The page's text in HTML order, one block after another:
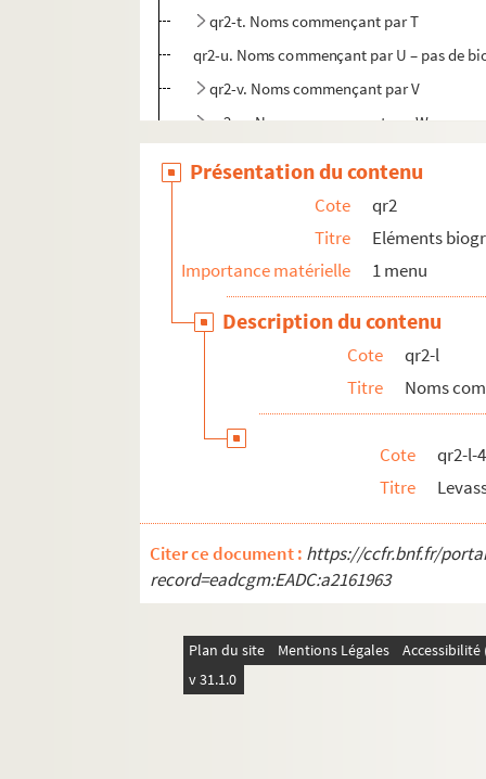
qr2-t. Noms commençant par T
qr2-u. Noms commençant par U – pas de
qr2-v. Noms commençant par V
qr2-w. Noms commençant par W
qr3. Documents anciens : villes par
qr6. Brochures et prospectus
qr7. Documents recueillis par M. Martin
qr7-bis. Cartes des 17e et 18e siècles
qr8. I à IX - Mémoires imprimées
qr9. Documents divers
qr11. Factum issus du Don rombaut
qr5. Documentation pour travaux à publier
qr13. Documents Quarré-Reybourbon
qr14. Ouvrages de Quarré-Reybourbon
c64-3. Carton 64-3 : Lithographies de
pf65. Portefeuille 65 : Pièces concernant la
Présentation du contenu
Cote
qr2
Titre
Eléments
Importance matérielle
1 menu
Description du contenu
Cote
qr2-l
Titre
Noms
Cote
qr2-l-
Titre
Citer ce document : https://ccfr.bnf.fr/
record=eadcgm:EADC:a2161963
Plan du site Mentions Légales
v 31.1.0